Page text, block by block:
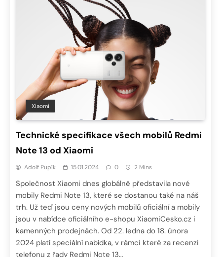
Xiaomi
Technické specifikace všech mobilů Redmi
Note 13 od Xiaomi
Adolf Pupík 15.01.2024 0 2 Mins
Společnost Xiaomi dnes globálně představila nové
mobily Redmi Note 13, které se dostanou také na náš
trh. Už teď jsou ceny nových mobilů oficiální a mobily
jsou v nabídce oficiálního e-shopu XiaomiCesko.cz i
kamenných prodejnách. Od 22. ledna do 18. února
2024 platí speciální nabídka, v rámci které za recenzi
telefonu z řady Redmi Note 13…